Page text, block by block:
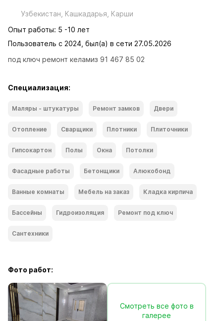
Узбекистан, Кашкадарья, Карши
Опыт работы: 5 -10 лет
Пользователь с 2024, был(а) в сети 27.05.2026
под ключ ремонт келамиз 91 467 85 02
Специализация:
Маляры - штукатуры Ремонт замков Двери
Отопление Сварщики Плотники Плиточники
Гипсокартон Полы Окна Потолки
Фасадные работы Бетонщики Алюкобонд
Ванные комнаты Мебель на заказ Кладка кирпича
Бассейны Гидроизоляция Ремонт под ключ
Сантехники
Фото работ:
Смотреть все фото в
галерее